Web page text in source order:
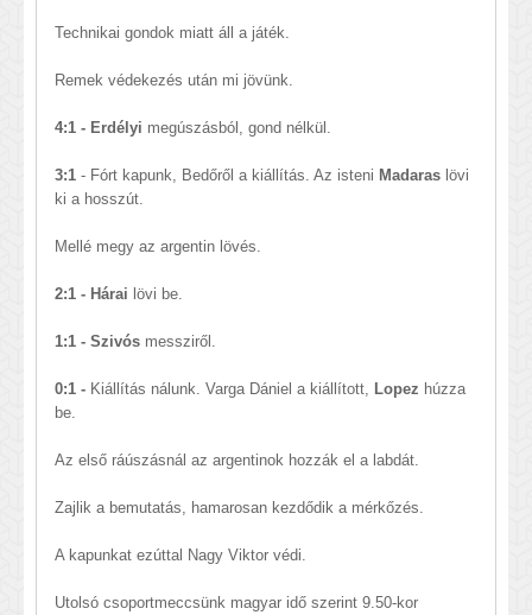
Technikai gondok miatt áll a játék.
Remek védekezés után mi jövünk.
4:1 - Erdélyi megúszásból, gond nélkül.
3:1 - Fórt kapunk, Bedőről a kiállítás. Az isteni Madaras lövi
ki a hosszút.
Mellé megy az argentin lövés.
2:1 - Hárai lövi be.
1:1 - Szivós messziről.
0:1 - Kiállítás nálunk. Varga Dániel a kiállított, Lopez húzza
be.
Az első ráúszásnál az argentinok hozzák el a labdát.
Zajlik a bemutatás, hamarosan kezdődik a mérkőzés.
A kapunkat ezúttal Nagy Viktor védi.
Utolsó csoportmeccsünk magyar idő szerint 9.50-kor